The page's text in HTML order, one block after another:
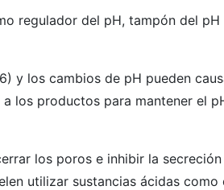
regulador del pH, tampón del pH
y los cambios de pH pueden
los productos para mantener el
los poros e inhibir la
utilizar sustancias ácidas